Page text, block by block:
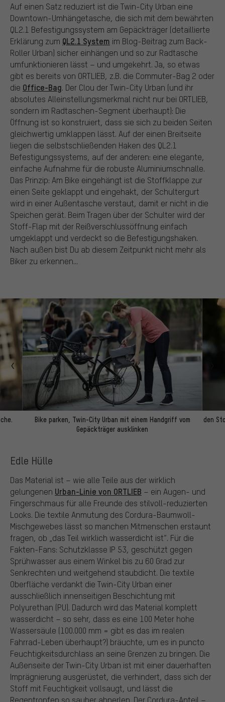
Auf einen Satz reduziert ist die Twin-City Urban eine
Downtown-Umhängetasche, die sich mit dem bewährten
QL2.1 Befestigungssystem am Gepäckträger (detaillierte
Erklärung zum QL2.1 System im Blog-Beitrag zum Back-
Roller Urban) sicher einhängen und so zur Radtasche
umfunktionieren lässt – und umgekehrt. Ja, so etwas
gibt es bereits von ORTLIEB, z.B. die Commuter-Bag 2 oder
die Office-Bag. Der Clou der Twin-City Urban (und ihr
absolutes Alleinstellungsmerkmal nicht nur bei ORTLIEB,
sondern im Radtaschen-Segment überhaupt): Die
Öffnung ist so konstruiert, dass sie sich zu beiden Seiten
gleichwertig umklappen lässt. Auf der einen Breitseite
liegen die selbstschließenden Haken des QL2.1
Befestigungssystems, auf der anderen: eine elegante,
einfache Aufnahme für die robuste Aluminiumschnalle.
Das Prinzip: Am Bike eingehängt ist die Stoffklappe zur
einen Seite geklappt und eingehakt, der Schultergurt
wird in einer Außentasche verstaut, damit er nicht in die
Speichen gerät. Beim Tragen über der Schulter wird der
Stoff-Flap mit der Reißverschlussöffnung einfach
umgeklappt und verdeckt so die Befestigungshaken.
Nach außen bist Du ab diesem Zeitpunkt nicht mehr als
Biker zu erkennen...
Bike parken, Twin-City Urban mit einem Handgriff vom
Gepäckträger ausklinken
den
Edle Hülle
Das Material ist – wie alle Teile aus der wirklich
gelungenen Urban-Linie von ORTLIEB – ein Augen- und
Fingerschmaus für alle Freunde des stilvoll-reduzierten
Looks. Die textile Anmutung des Cordura-Baumwoll-
Mischgewebes lässt so manchen Mitmenschen erstaunt
fragen, ob „das Teil wirklich wasserdicht ist“. Für die
Fakten-Fans: Schutzklasse IP 53, geschützt gegen
Sprühwasser aus einem Winkel bis zu 60 Grad zur
Senkrechten und weitgehend staubdicht. Die textile
Oberfläche verdankt die Twin-City Urban einer
ausschließlich innenseitigen Beschichtung mit
Polyurethan (PU). Dadurch wird das Material komplett
wasserdicht – so sehr, dass es eine 100 Meter hohe
Wassersäule (100.000 mm = gibt es das im realen
Fahrrad-Leben überhaupt?) bräuchte, um es in puncto
Feuchtigkeitsdurchlass an seine Grenzen zu bringen. Die
Außenseite der Twin-City Urban ist mit einer dauerhaften
Imprägnierung ausgerüstet, die verhindert, dass sich der
Stoff mit Feuchtigkeit vollsaugt, und lässt die
Regentropfen so sauber abperlen. Der Cordura-Anteil –